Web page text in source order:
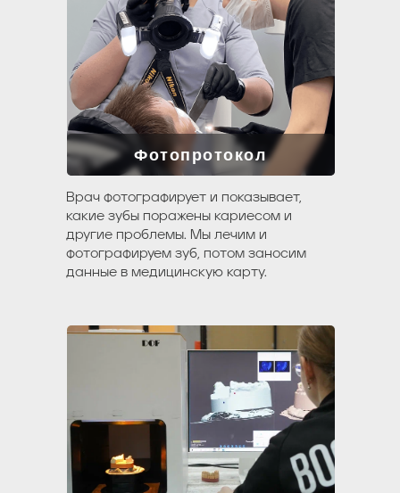
Фотопротокол
Врач фотографирует и показывает,
какие зубы поражены кариесом и
другие проблемы. Мы лечим и
фотографируем зуб, потом заносим
данные в медицинскую карту.
Срок действия до 31 декабря